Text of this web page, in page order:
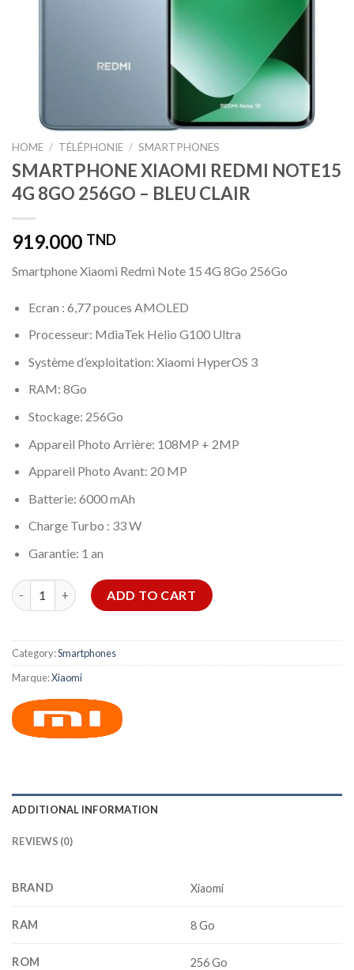
HOME / TÉLÉPHONIE / SMARTPHONES
SMARTPHONE XIAOMI REDMI NOTE15
4G 8GO 256GO – BLEU CLAIR
919.000 TND
Smartphone Xiaomi Redmi Note 15 4G 8Go 256Go
Ecran : 6,77 pouces AMOLED
Processeur: MdiaTek Helio G100 Ultra
Système d’exploitation: Xiaomi HyperOS 3
RAM: 8Go
Stockage: 256Go
Appareil Photo Arrière: 108MP + 2MP
Appareil Photo Avant: 20 MP
Batterie: 6000 mAh
Charge Turbo : 33 W
Garantie: 1 an
SMARTPHONE XIAOMI REDMI NOTE15 4G 8GO 256GO – BLEU
ADD TO CART
Category:Smartphones
Marque:Xiaomi
ADDITIONAL INFORMATION
REVIEWS (0)
BRAND Xiaomi
RAM 8 Go
ROM 256 Go